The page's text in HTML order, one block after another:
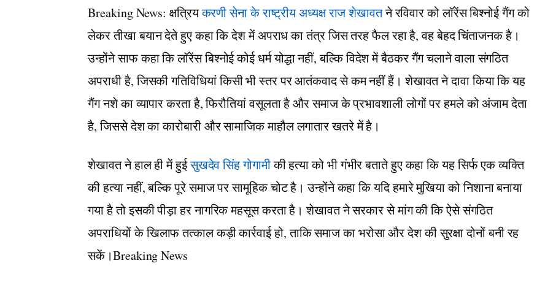
Breaking News: क्षत्रियकरणी सेना के राष्ट्रीय अध्यक्ष राज शेखावतने रविवार को लॉरेंस बिश्नोई गैंग को
लेकर तीखा बयान देते हुए कहा कि देश में अपराध का तंत्र जिस तरह फैल रहा है, वह बेहद चिंताजनक है।
उन्होंने साफ कहा कि लॉरेंस बिश्नोई कोई धर्म योद्धा नहीं, बल्कि विदेश में बैठकर गैंग चलाने वाला संगठित
अपराधी है, जिसकी गतिविधियां किसी भी स्तर पर आतंकवाद से कम नहीं हैं। शेखावत ने दावा किया कि यह
गैंग नशे का व्यापार करता है, फिरौतियां वसूलता है और समाज के प्रभावशाली लोगों पर हमले को अंजाम देता
है, जिससे देश का कारोबारी और सामाजिक माहौल लगातार खतरे में है।
शेखावत ने हाल ही में हुईसुखदेव सिंह गोगामीकी हत्या को भी गंभीर बताते हुए कहा कि यह सिर्फ एक व्यक्ति
की हत्या नहीं, बल्कि पूरे समाज पर सामूहिक चोट है। उन्होंने कहा कि यदि हमारे मुखिया को निशाना बनाया
गया है तो इसकी पीड़ा हर नागरिक महसूस करता है। शेखावत ने सरकार से मांग की कि ऐसे संगठित
अपराधियों के खिलाफ तत्काल कड़ी कार्रवाई हो, ताकि समाज का भरोसा और देश की सुरक्षा दोनों बनी रह
सकें।Breaking News